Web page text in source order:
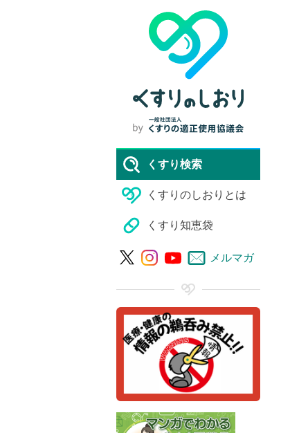
くすり検索
くすりのしおりとは
くすり知恵袋
メルマガ